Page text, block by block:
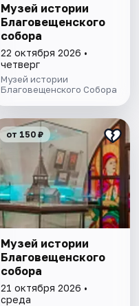
Музей истории
Благовещенского
собора
22 октября 2026 •
четверг
Музей истории
Благовещенского Собора
от 150 ₽
Музей истории
Благовещенского
собора
21 октября 2026 •
среда